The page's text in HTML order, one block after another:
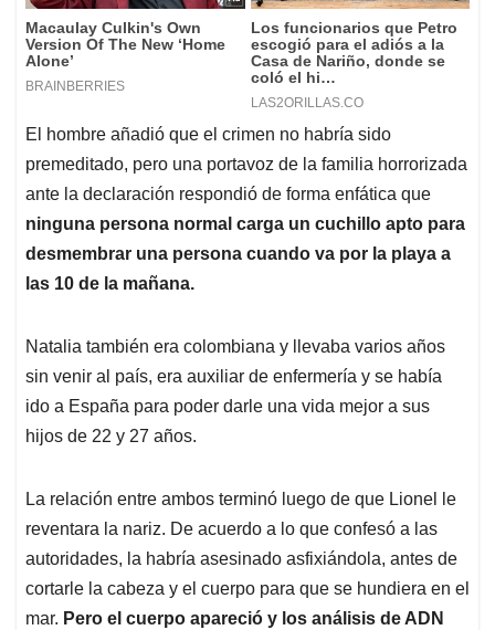
El hombre añadió que el crimen no habría sido
premeditado, pero una portavoz de la familia horrorizada
ante la declaración respondió de forma enfática que
ninguna persona normal carga un cuchillo apto para
desmembrar una persona cuando va por la playa a
las 10 de la mañana.
Natalia también era colombiana y llevaba varios años
sin venir al país, era auxiliar de enfermería y se había
ido a España para poder darle una vida mejor a sus
hijos de 22 y 27 años.
La relación entre ambos terminó luego de que Lionel le
reventara la nariz. De acuerdo a lo que confesó a las
autoridades, la habría asesinado asfixiándola, antes de
cortarle la cabeza y el cuerpo para que se hundiera en el
mar. Pero el cuerpo apareció y los análisis de ADN